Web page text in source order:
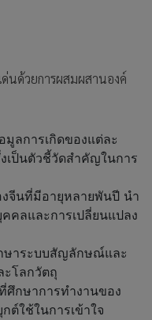
นด้วยการผสมผสานองค์
ลการเกิดของแต่ละ
ป็นตัวชี้วัดสำคัญในการ
งจีนที่มีอายุหลายพันปี นำ
คลและการเปลี่ยนแปลง
ษาระบบสัญลักษณ์และ
โลกวัตถุ
ศึกษาการทำงานของ
ต์ใช้ในการเข้าใจ